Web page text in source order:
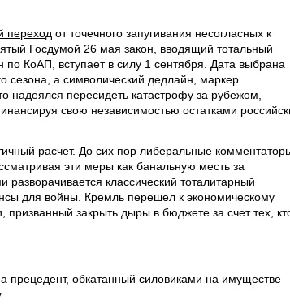
переход от точечного запугивания несогласных к
Госдумой 26 мая закон , вводящий тотальный
КоАП, вступает в силу 1 сентября. Дата выбрана
сезона, а символический дедлайн, маркер
надеялся пересидеть катастрофу за рубежом,
свою независимостью остатками
расчет. До сих пор либеральные
эти меры как банальную месть за
классический тоталитарный
для войны. Кремль перешел к экономическому
закрыть дыры в бюджете за счет тех,
прецедент, обкатанный силовиками на имуществе